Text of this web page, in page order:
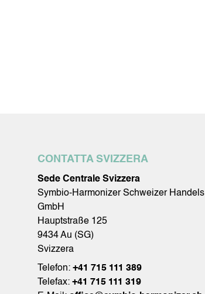
CONTATTA SVIZZERA
Sede Centrale Svizzera
Symbio-Harmonizer Schweizer Handels
GmbH
Hauptstraße 125
9434 Au (SG)
Svizzera
Telefon: +41 715 111 389
Telefax: +41 715 111 319